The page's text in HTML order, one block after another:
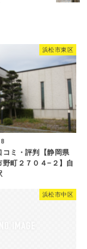
浜松市東区
コミ・評判【静岡県
野町２７０４−２】自
浜松市中区